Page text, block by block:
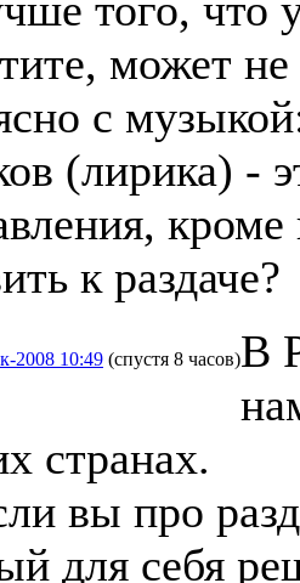
может не
с
(лирика) -
к раздаче?
2008 10:49 (спустя 8 часов)В
странах.
вы про
для себя